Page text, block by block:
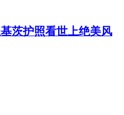
茨护照看世上绝美风